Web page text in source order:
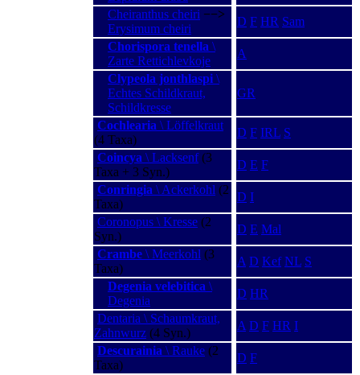
Cheiranthus cheiri −−>
Erysimum cheiri
D F HR Sam
Chorispora tenella \
Zarte Rettichlevkoje
A
Clypeola jonthlaspi \
Echtes Schildkraut,
Schildkresse
GR
Cochlearia \ Löffelkraut
(4 Taxa)
D F IRL S
Coincya \ Lacksenf(3
Taxa + 3 Syn.)
D E F
Conringia \ Ackerkohl (2
Taxa)
D I
Coronopus \ Kresse (2
Syn.)
D E Mal
Crambe \ Meerkohl (3
Taxa)
A D Kef NL S
Degenia velebitica \
Degenia
D HR
Dentaria \ Schaumkraut,
Zahnwurz (4 Syn.)
A D F HR I
Descurainia \ Rauke (2
Taxa)
D F